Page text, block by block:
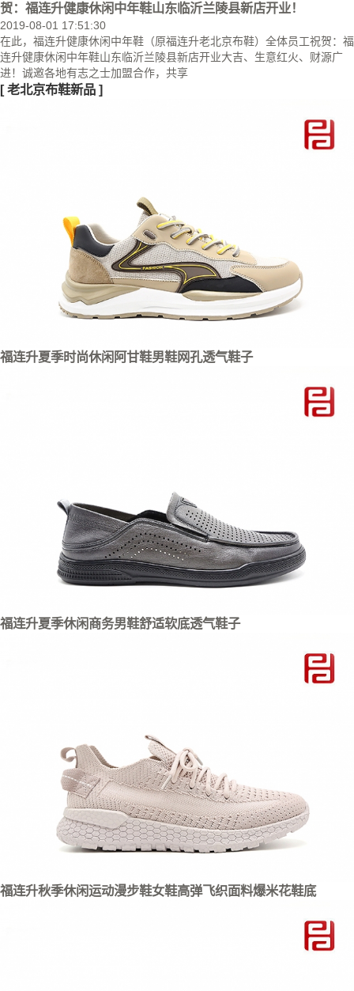
贺：福连升健康休闲中年鞋山东临沂兰陵县新店开业！
2019-08-01 17:51:30
在此，福连升健康休闲中年鞋（原福连升老北京布鞋）全体员工祝贺：福
连升健康休闲中年鞋山东临沂兰陵县新店开业大吉、生意红火、财源广
进！诚邀各地有志之士加盟合作，共享
[ 老北京布鞋新品 ]
福连升夏季时尚休闲阿甘鞋男鞋网孔透气鞋子
福连升夏季休闲商务男鞋舒适软底透气鞋子
福连升秋季休闲运动漫步鞋女鞋高弹飞织面料爆米花鞋底